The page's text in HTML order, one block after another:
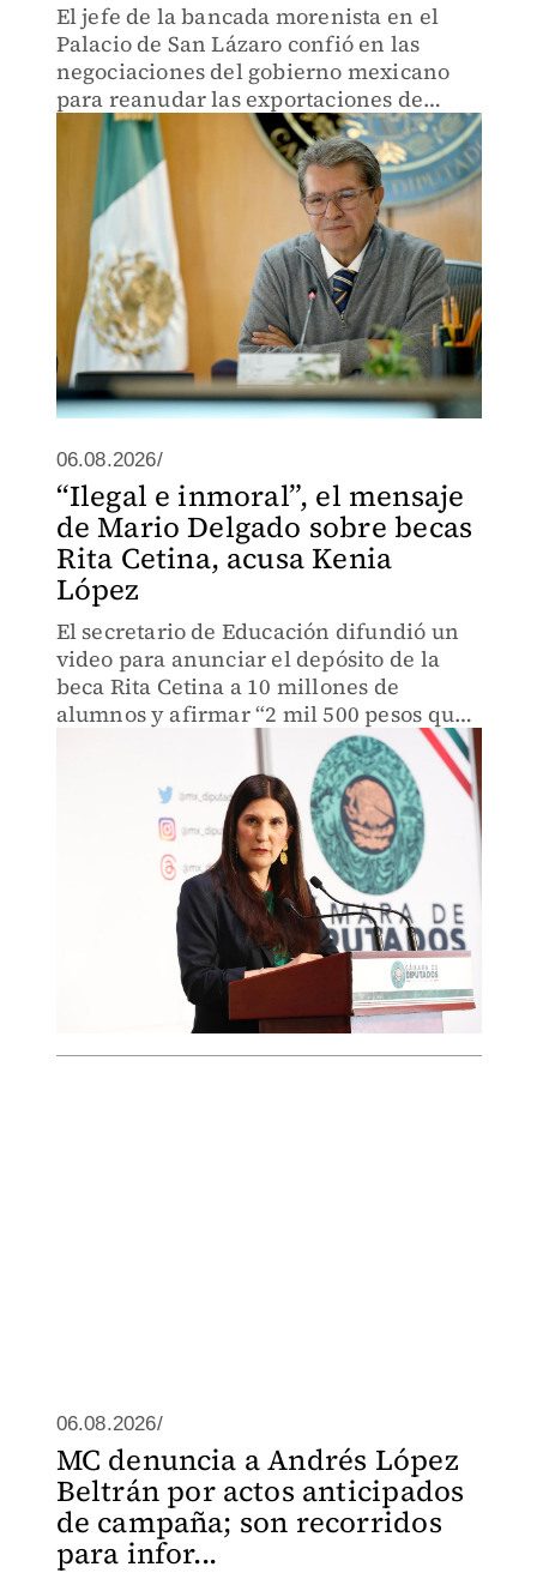
El jefe de la bancada morenista en el
Palacio de San Lázaro confió en las
negociaciones del gobierno mexicano
para reanudar las exportaciones de
aguacate a Estados Unidos.
06.08.2026/
“Ilegal e inmoral”, el mensaje
de Mario Delgado sobre becas
Rita Cetina, acusa Kenia
López
El secretario de Educación difundió un
video para anunciar el depósito de la
beca Rita Cetina a 10 millones de
alumnos y afirmar “2 mil 500 pesos que
les manda la presidenta (Claudia
06.08.2026/
MC denuncia a Andrés López
Beltrán por actos anticipados
de campaña; son recorridos
para infor...